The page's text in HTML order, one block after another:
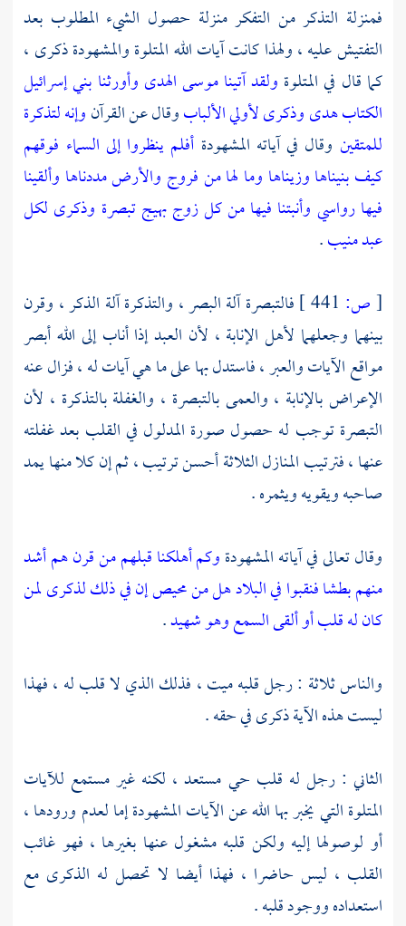
فمنزلة التذكر من التفكر منزلة حصول الشيء المطلوب بعد
التفتيش عليه ، ولهذا كانت آيات الله المتلوة والمشهودة ذكرى ،
كما قال في المتلوة ولقد آتينا موسى الهدى وأورثنا بني إسرائيل
الكتاب هدى وذكرى لأولي الألبابوقال عن القرآنوإنه لتذكرة
للمتقين وقال في آياته المشهودة أفلم ينظروا إلى السماء فوقهم
كيف بنيناها وزيناها وما لها من فروج والأرض مددناها وألقينا
فيها رواسي وأنبتنا فيها من كل زوج بهيج تبصرة وذكرى لكل
عبد منيب.
[ص:
فالتبصرة آلة البصر ، والتذكرة آلة الذكر ، وقرن
بينهما وجعلهما لأهل الإنابة ، لأن العبد إذا أناب إلى الله أبصر
مواقع الآيات والعبر ، فاستدل بها على ما هي آيات له ، فزال عنه
الإعراض بالإنابة ، والعمى بالتبصرة ، والغفلة بالتذكرة ، لأن
التبصرة توجب له حصول صورة المدلول في القلب بعد غفلته
عنها ، فترتيب المنازل الثلاثة أحسن ترتيب ، ثم إن كلا منها يمد
صاحبه ويقويه ويثمره .
وقال تعالى في آياته المشهودةوكم أهلكنا قبلهم من قرن هم أشد
منهم بطشا فنقبوا في البلاد هل من محيص إن في ذلك لذكرى لمن
كان له قلب أو ألقى السمع وهو شهيد.
والناس ثلاثة : رجل قلبه ميت ، فذلك الذي لا قلب له ، فهذا
ليست هذه الآية ذكرى في حقه .
الثاني : رجل له قلب حي مستعد ، لكنه غير مستمع للآيات
المتلوة التي يخبر بها الله عن الآيات المشهودة إما لعدم ورودها ،
أو لوصولها إليه ولكن قلبه مشغول عنها بغيرها ، فهو غائب
القلب ، ليس حاضرا ، فهذا أيضا لا تحصل له الذكرى مع
استعداده ووجود قلبه .